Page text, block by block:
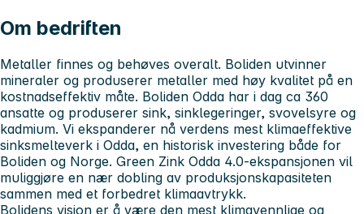
Om bedriften
Metaller finnes og behøves overalt. Boliden utvinner
mineraler og produserer metaller med høy kvalitet på en
kostnadseffektiv måte. Boliden Odda har i dag ca 360
ansatte og produserer sink, sinklegeringer, svovelsyre og
kadmium. Vi ekspanderer nå verdens mest klimaeffektive
sinksmelteverk i Odda, en historisk investering både for
Boliden og Norge. Green Zink Odda 4.0-ekspansjonen vil
muliggjøre en nær dobling av produksjonskapasiteten
sammen med et forbedret klimaavtrykk.
Bolidens visjon er å være den mest klimavennlige og